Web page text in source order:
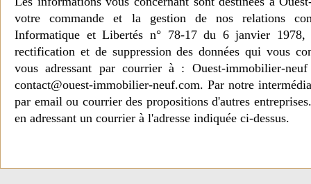
votre commande et la gestion de nos relations
Informatique et Libertés n° 78-17 du 6 janvier 1978,
rectification et de suppression des données qui vous
vous adressant par courrier à : Ouest-immobilier-
contact@ouest-immobilier-neuf.com. Par notre
par email ou courrier des propositions d'autres
en adressant un courrier à l'adresse indiquée ci-dessus.